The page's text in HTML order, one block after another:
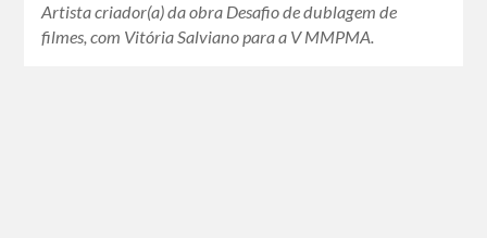
Artista criador(a) da obra Desafio de dublagem de
filmes, com Vitória Salviano para a V MMPMA.